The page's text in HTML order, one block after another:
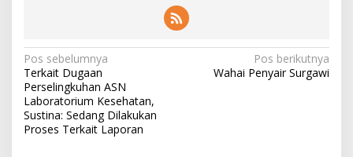
N
a
v
i
Pos sebelumnya
Terkait Dugaan
Perselingkuhan ASN
Laboratorium Kesehatan,
Sustina: Sedang Dilakukan
Proses Terkait Laporan
Pos berikutnya
Wahai Penyair Surgawi